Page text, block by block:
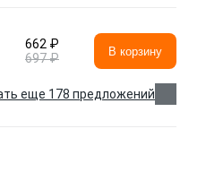
662 ₽
697 ₽
В корзину
еще 178 предложений